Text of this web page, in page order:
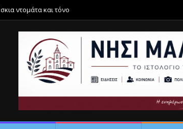
ντομάτα και τόνο